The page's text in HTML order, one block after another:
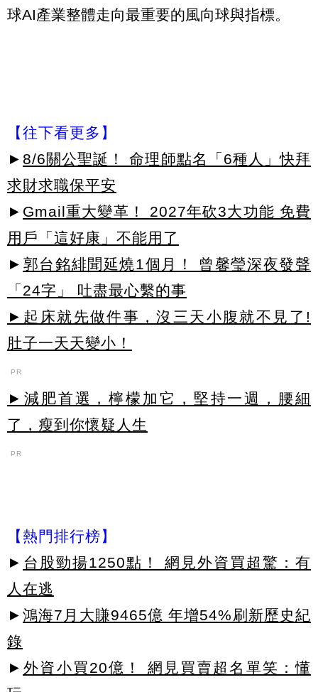
球AI產業整體走向最重要的風向球與指標。
【往下看更多】
► 8/6關公聖誕！ 命理師點名「6種人」快拜
求財求職保平安
► Gmail重大變革！ 2027年砍3大功能 免費
用戶「這好康」不能用了
► 郭台銘緋聞延燒1個月！ 曾馨瑩深夜發聲
「24字」 吐盡最心繫的事
►起床就先做件事，沒三天小腹就不見了!
肚子一天天變小！
PR
►減肥首選，檸檬加它，堅持一週，腰細
了，瘦到你懷疑人生
PR
【熱門排行榜】
► 台股勁揚1250點！ 網見外資買超驚：有
人在逃
► 鴻海7月大賺9465億 年增54%刷新歷史紀
錄
► 外資小買20億！ 網見買賣超名單笑：懂